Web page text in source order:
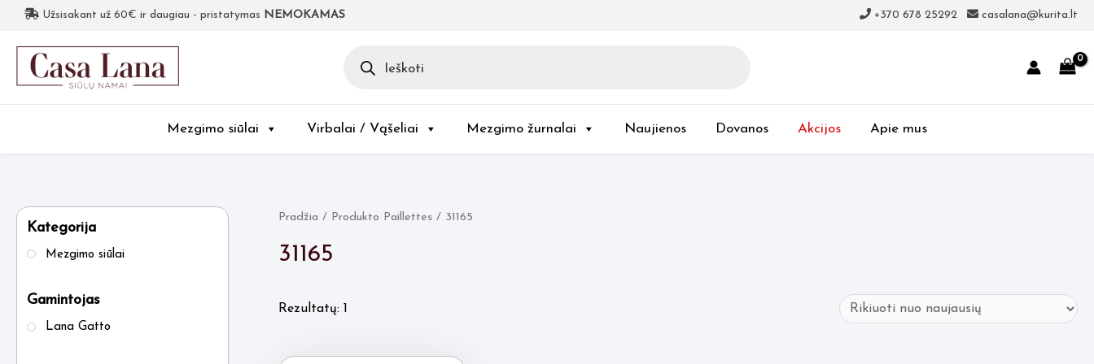
Užsisakant už 60€ ir daugiau - pristatymas NEMOKAMAS +370 678 25292 casalana@kurita.lt
search
Mezgimo siūlai Virbalai / Vąšeliai Mezgimo žurnalai Naujienos Dovanos Akcijos Apie mus
Kategorija
Mezgimo siūlai
Gamintojas
Lana Gatto
Pradžia / Produkto Paillettes / 31165
31165
Rezultatų: 1